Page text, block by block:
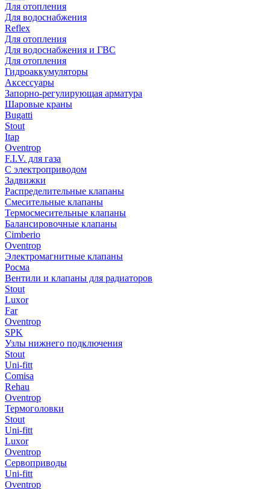
Для отопления
Для водоснабжения
Reflex
Для отопления
Для водоснабжения и ГВС
Для отопления
Гидроаккумуляторы
Аксессуары
Запорно-регулирующая арматура
Шаровые краны
Bugatti
Stout
Itap
Oventrop
F.I.V. для газа
С электроприводом
Задвижки
Распределительные клапаны
Cмесительные клапаны
Термосмесительные клапаны
Балансировочные клапаны
Cimberio
Oventrop
Электромагнитные клапаны
Росма
Вентили и клапаны для радиаторов
Stout
Luxor
Far
Oventrop
SPK
Узлы нижнего подключения
Stout
Uni-fitt
Comisa
Rehau
Oventrop
Термоголовки
Stout
Uni-fitt
Luxor
Oventrop
Сервоприводы
Uni-fitt
Oventrop